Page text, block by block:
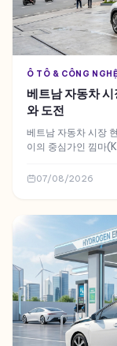
Ô TÔ & CÔNG NGHỆ
베트남 자동차
와 도전
베트남 자동차 시장 현
이의 중심가인 낌마
07/08/2026